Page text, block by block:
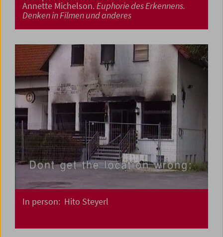
Annette Michelson.Euphorie des Erkennens.
Denken in Filmen und anderes
In person: Hito Steyerl